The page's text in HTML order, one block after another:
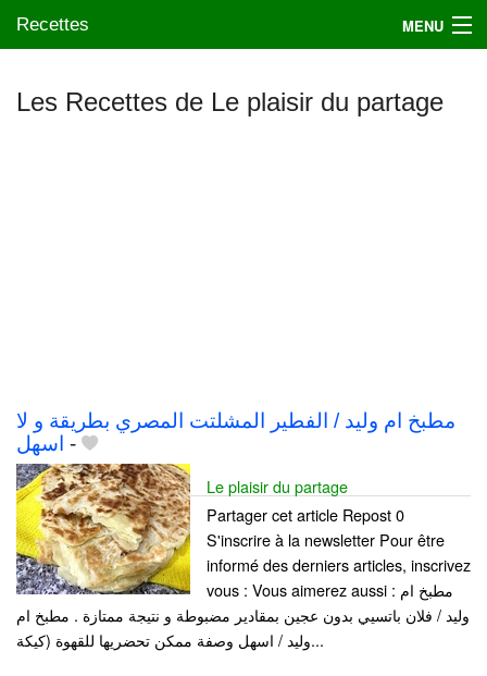
Recettes MENU
Les Recettes de Le plaisir du partage
مطبخ ام وليد / الفطير المشلتت المصري بطريقة و لا
اسهل -
Le plaisir du partage
Partager cet article Repost 0
S'inscrire à la newsletter Pour être
informé des derniers articles, inscrivez
vous : Vous aimerez aussi : مطبخ ام
وليد / فلان باتسيي بدون عجين بمقادير مضبوطة و نتيجة ممتازة . مطبخ ام
وليد / اسهل وصفة ممكن تحضريها للقهوة (كيكة...